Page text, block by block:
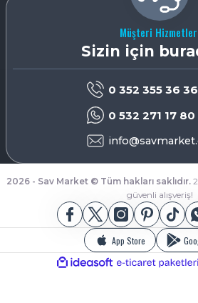
Müşteri
Sizin için
0 352 355 36 36
0 532 271 17 80
2026 - Sav Market © Tüm hakları saklıdır.
güvenli alışveriş!
App Store
ideasoft